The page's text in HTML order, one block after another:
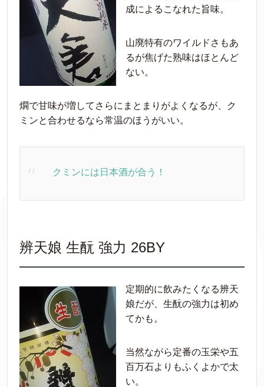
成によるこなれた旨味。
山廃特有のワイルドさもあ
るが焦げた熟味はほとんど
ない。
燗で甘味が増してさらにまとまりがよくなるが、ク
ミンと合わせるなら常温のほうがいい。
クミンには日本酒が合う！
辨天娘 生酛 強力 26BY
定期的に飲みたくなる辨天
娘だが、生酛の強力は初め
てかも。
当然ながら定番の玉栄や五
百万石よりもふくよかで太
い。